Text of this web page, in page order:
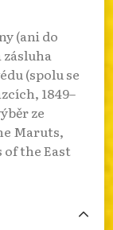
(ani do
(spolu se
1849–
ze
Maruts,
of the East